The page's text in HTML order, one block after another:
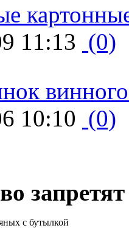
11:13 (0)
10:10 (0)
с бутылкой